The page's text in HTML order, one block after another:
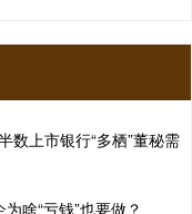
数上市银行“多栖”董秘需
啥“亏钱”也要做？